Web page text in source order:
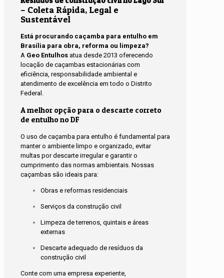
– Coleta Rápida, Legal e
Sustentável
Está procurando caçamba para entulho em
Brasília para obra, reforma ou limpeza?
A Geo Entulhos atua desde 2013 oferecendo
locação de caçambas estacionárias com
eficiência, responsabilidade ambiental e
atendimento de excelência em todo o Distrito
Federal.
A melhor opção para o descarte correto
de entulho no DF
O uso de caçamba para entulho é fundamental para
manter o ambiente limpo e organizado, evitar
multas por descarte irregular e garantir o
cumprimento das normas ambientais. Nossas
caçambas são ideais para:
Obras e reformas residenciais
Serviços da construção civil
Limpeza de terrenos, quintais e áreas
externas
Descarte adequado de resíduos da
construção civil
Conte com uma empresa experiente,